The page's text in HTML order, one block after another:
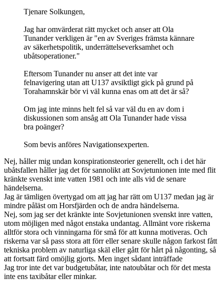
Tjenare Solkungen,
Jag har omvärderat rätt mycket och anser att Ola
Tunander verkligen är "en av Sveriges främsta kännare
av säkerhetspolitik, underrättelseverksamhet och
ubåtsoperationer."
Eftersom Tunander nu anser att det inte var
felnavigering utan att U137 avsiktligt gick på grund på
Torahamnskär bör vi väl kunna enas om att det är så?
Om jag inte minns helt fel så var väl du en av dom i
diskussionen som ansåg att Ola Tunander hade vissa
bra poänger?
Som bevis anföres Navigationsexperten.
Nej, håller mig undan konspirationsteorier generellt, och i det här
ubåtsfallen håller jag det för sannolikt att Sovjetunionen inte med flit
kränkte svenskt inte vatten 1981 och inte alls vid de senare
händelserna.
Jag är tämligen övertygad om att jag har rätt om U137 medan jag är
mindre påläst om Horsfjärden och de andra händelserna.
Nej, som jag ser det kränkte inte Sovjetunionen svenskt inre vatten,
utom möjligen med något enstaka undantag. Allmänt vore riskerna
alltför stora och vinningarna för små för att kunna motiveras. Och
riskerna var så pass stora att förr eller senare skulle någon farkost fått
tekniska problem av naturliga skäl eller gått för hårt på någonting, så
att fortsatt färd omöjlig gjorts. Men inget sådant inträffade
Jag tror inte det var budgetubåtar, inte natoubåtar och för det mesta
inte ens taxibåtar eller minkar.